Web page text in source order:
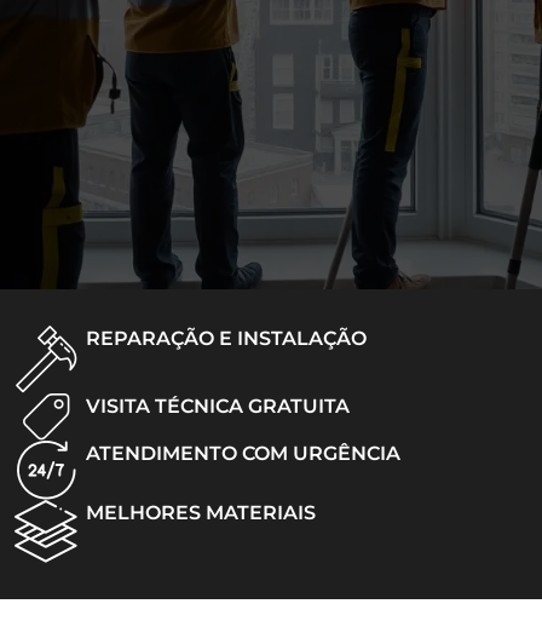
REPARAÇÃO E INSTALAÇÃO
VISITA TÉCNICA GRATUITA
ATENDIMENTO COM URGÊNCIA
MELHORES MATERIAIS